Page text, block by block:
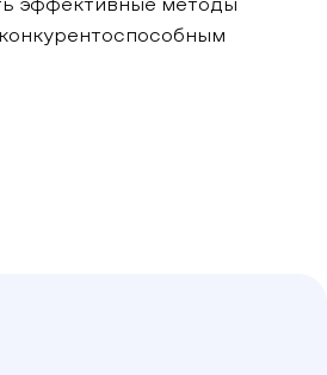
эффективные методы